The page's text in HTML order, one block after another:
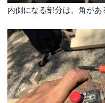
内側になる部分は、角があ